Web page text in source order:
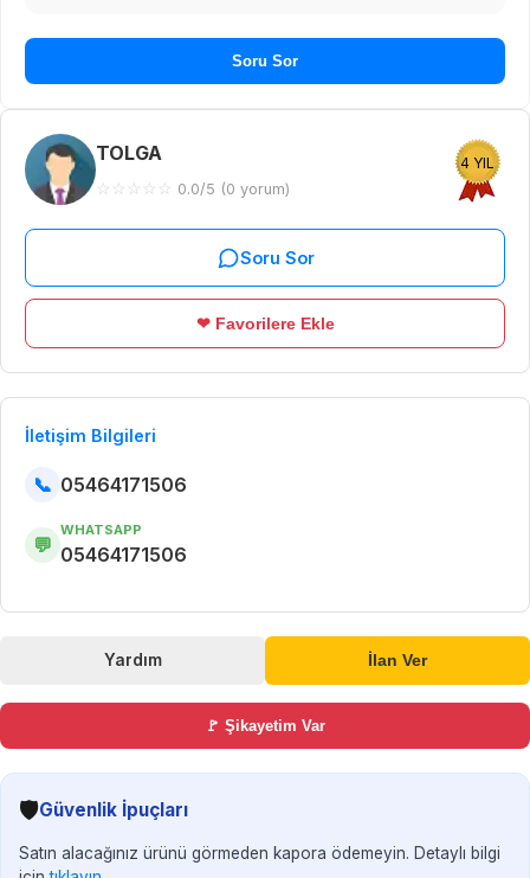
Soru Sor
TOLGA
☆ ☆ ☆ ☆ ☆ 0.0/5 (0 yorum)
4 YIL
Soru Sor
❤ Favorilere Ekle
İletişim Bilgileri
📞 05464171506
💬
WHATSAPP
05464171506
Yardım İlan Ver
🚩 Şikayetim Var
🛡️Güvenlik İpuçları
Satın alacağınız ürünü görmeden kapora ödemeyin. Detaylı bilgi